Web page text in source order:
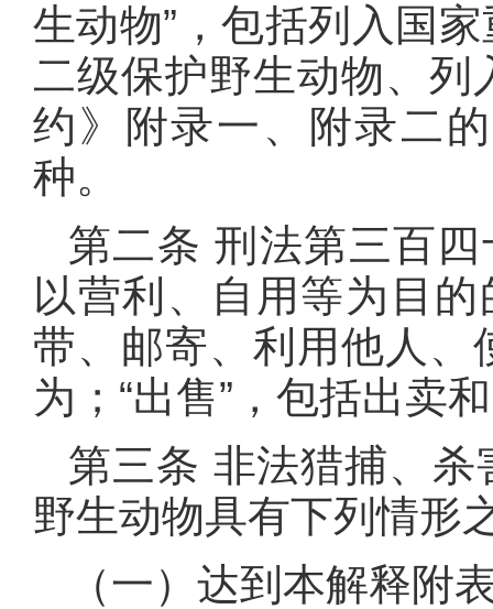
生动物”，包括列入国
二级保护野生动物、
约》附录一、附录二
种。
第二条 刑法第三百四
以营利、自用等为目的
带、邮寄、利用他人
为；“出售”，包括出卖
第三条 非法猎捕、
野生动物具有下列情形
（一）达到本解释附